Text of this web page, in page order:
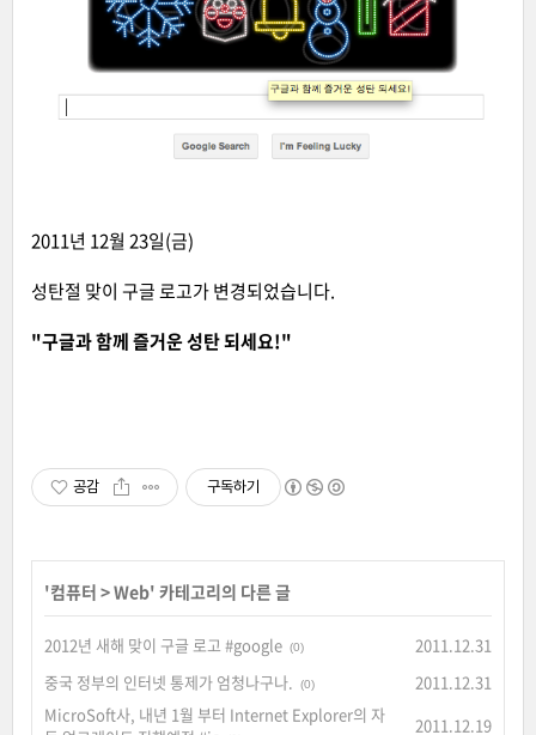
2011년 12월 23일(금)
성탄절 맞이 구글 로고가 변경되었습니다.
"구글과 함께 즐거운 성탄 되세요!"
공감 구독하기
'컴퓨터 >Web' 카테고리의 다른 글
2012년 새해 맞이 구글 로고 #google (0)
2011.12.31
중국 정부의 인터넷 통제가 엄청나구나.
(0)
2011.12.31
MicroSoft사, 내년 1월 부터 Internet Explorer의 자
2011.12.19